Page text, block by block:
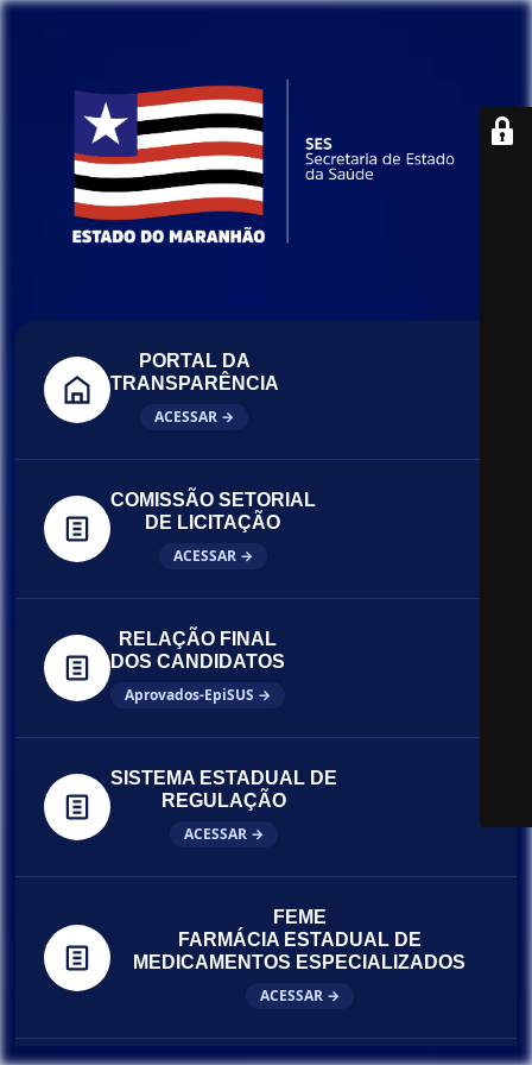
PORTAL DA
TRANSPARÊNCIA
ACESSAR →
COMISSÃO SETORIAL
DE LICITAÇÃO
ACESSAR →
RELAÇÃO FINAL
DOS CANDIDATOS
Aprovados-EpiSUS →
SISTEMA ESTADUAL DE
REGULAÇÃO
ACESSAR →
FEME
FARMÁCIA ESTADUAL DE
MEDICAMENTOS ESPECIALIZADOS
ACESSAR →